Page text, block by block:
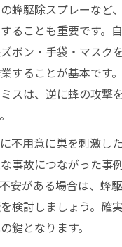
要な道具と安全確保の
服装や準備で注意すべ
全に行うための作業手
敗しないための事前対
蜂駆除スプレーなど
ることも重要です。
ボン・手袋・マスク
することが基本です
スは、逆に蜂の攻撃
不用意に巣を刺激し
事故につながった事
安がある場合は、蜂
検討しましょう。確
鍵となります。